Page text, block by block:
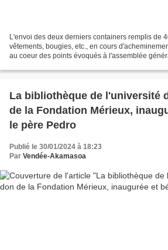
L'envoi des deux derniers containers remplis de
vêtements, bougies, etc., en cours
au coeur des points évoqués à l'assemblée
La bibliothèque de l'université
de la Fondation Mérieux,
le père Pedro
Publié le 30/01/2024 à 18:23
Par Vendée-Akamasoa